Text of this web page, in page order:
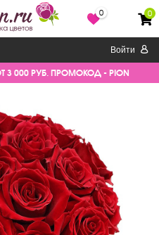
0 0
Войти
3 000 РУБ. ПРОМОКОД - PION